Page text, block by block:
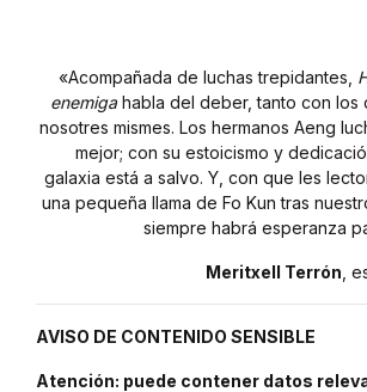
«Acompañada de luchas trepidantes,
enemigahabla del deber, tanto con los
nosotres mismes. Los hermanos Aeng
mejor; con su estoicismo y
galaxia está a salvo. Y, con que les
una pequeña llama de Fo Kun tras
siempre habrá esperanza
Meritxell Terrón ,
AVISO DE CONTENIDO SENSIBLE
Atención: puede contener datos